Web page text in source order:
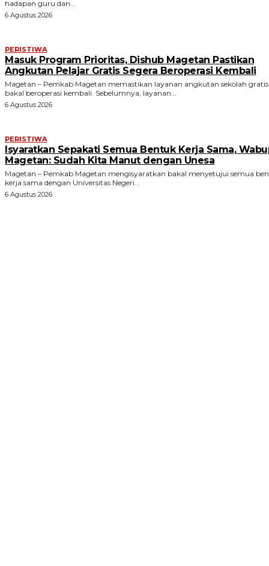
hadapan guru dan...
6 Agustus 2026
PERISTIWA
Masuk Program Prioritas, Dishub Magetan Pastikan
Angkutan Pelajar Gratis Segera Beroperasi Kembali
Magetan – Pemkab Magetan memastikan layanan angkutan sekolah gratis
bakal beroperasi kembali. Sebelumnya, layanan...
6 Agustus 2026
PERISTIWA
Isyaratkan Sepakati Semua Bentuk Kerja Sama,
Magetan: Sudah Kita Manut dengan Unesa
Magetan – Pemkab Magetan mengisyaratkan bakal menyetujui semua
kerja sama dengan Universitas Negeri...
6 Agustus 2026